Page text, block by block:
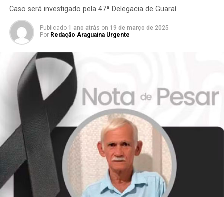
Caso será investigado pela 47ª Delegacia de Guaraí
Publicado 1 ano atrás on 19 de março de 2025
Por Redação Araguaina Urgente